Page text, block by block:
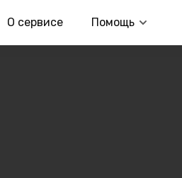
О сервисе Помощь